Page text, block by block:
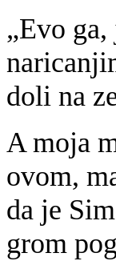
„Evo
doli na
A moja
ovom,
da je
grom